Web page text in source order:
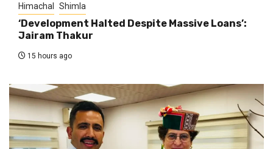
Himachal Shimla
‘Development Halted Despite Massive Loans’:
Jairam Thakur
15 hours ago